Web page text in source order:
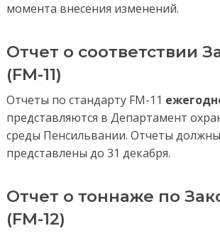
момента внесения изменений.
Отчет о соответствии
(FM-11)
Отчеты по стандарту FM-11
представляются в Департамент
среды Пенсильвании. Отчеты
представлены до 31 декабря.
Отчет о тоннаже по
(FM-12)